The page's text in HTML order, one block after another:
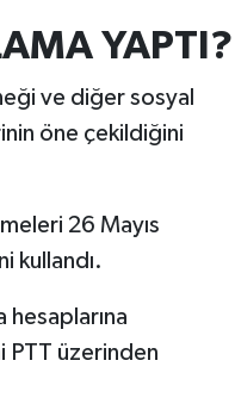
YAPTI?
ve diğer sosyal
öne çekildiğini
26 Mayıs
kullandı.
hesaplarına
PTT üzerinden